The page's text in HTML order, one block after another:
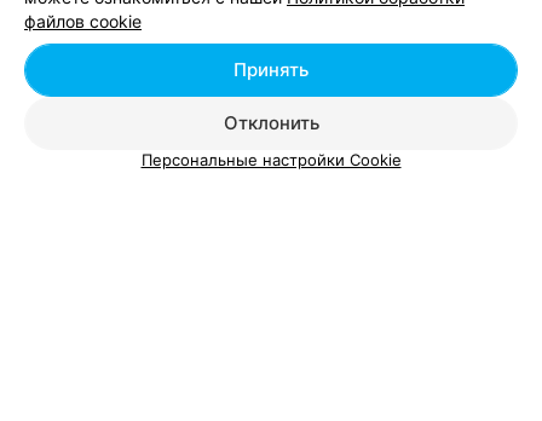
держат форму.
ПАРИКМАХЕРСКАЯ
Минск, ул. Садовая, 16 с 09:00
файлов cookie
Отклонить
Принять
Персональные настройки Cookie